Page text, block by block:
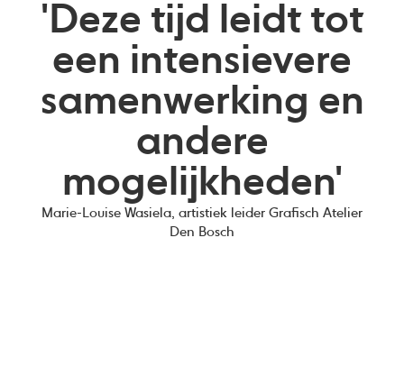
'Deze tijd leidt tot
een intensievere
samenwerking en
andere
mogelijkheden'
Marie-Louise Wasiela, artistiek leider Grafisch Atelier
Den Bosch